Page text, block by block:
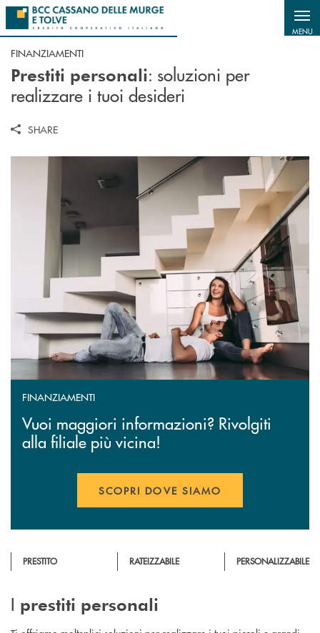
Salta al contenuto principale
MENU
FINANZIAMENTI
Prestiti personali: soluzioni per
realizzare i tuoi desideri
SHARE
FINANZIAMENTI
Vuoi maggiori informazioni? Rivolgiti
alla filiale più vicina!
SCOPRI DOVE SIAMO
PRESTITO RATEIZZABILE PERSONALIZZABILE
I prestiti personali